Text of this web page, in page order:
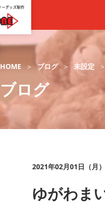
HOME ブログ 未設定
ブログ
2021年02月01日（月）
ゆがわま